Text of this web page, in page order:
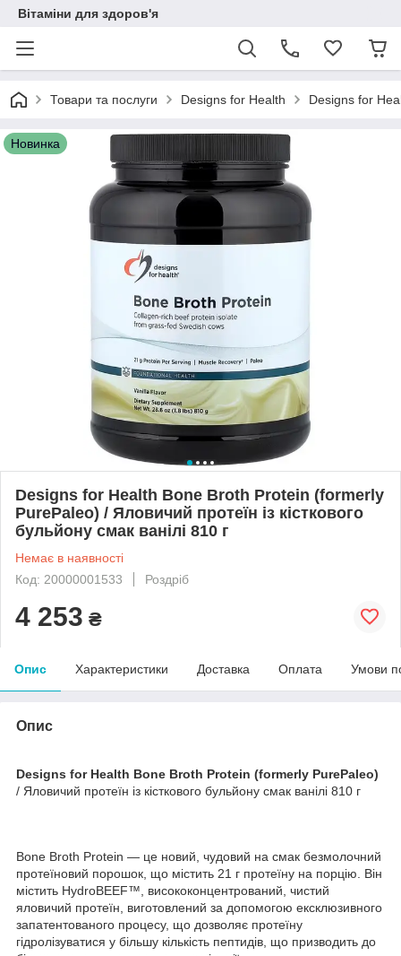
Вітаміни для здоров'я
Товари та послуги Designs for Health Designs for
Новинка
Designs for Health Bone Broth Protein (formerly
PurePaleo) / Яловичий протеїн із кісткового
бульйону смак ванілі 810 г
Немає в наявності
Код: 20000001533
Роздріб
4 253 ₴
Опис Характеристики Доставка Оплата Умови
Опис
Designs for Health Bone Broth Protein (formerly PurePaleo)
/ Яловичий протеїн із кісткового бульйону смак ванілі 810 г
Bone Broth Protein — це новий, чудовий на смак безмолочний
протеїновий порошок, що містить 21 г протеїну на порцію. Він
містить HydroBEEF™, висококонцентрований, чистий
яловичий протеїн, виготовлений за допомогою ексклюзивного
запатентованого процесу, що дозволяє протеїну
гідролізуватися у більшу кількість пептидів, що призводить до